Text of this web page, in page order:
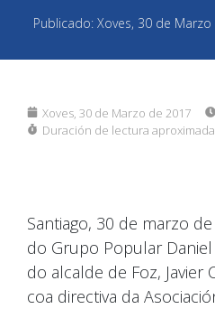
Publicado: Xoves, 30 de
Xoves, 30 de Marzo de 2017
Duración de lectura
Santiago, 30 de marzo
do Grupo Popular
do alcalde de Foz, Javier
coa directiva da